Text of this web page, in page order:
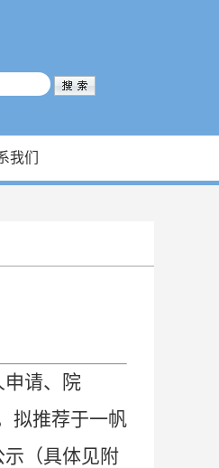
我们
申请、院
拟推荐于一帆
示（具体见附